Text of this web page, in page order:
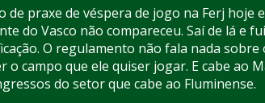
de praxe de véspera de jogo na Ferj hoje
do Vasco não compareceu. Saí de lá e
O regulamento não fala nada sobre
o campo que ele quiser jogar. E cabe ao
do setor que cabe ao Fluminense.